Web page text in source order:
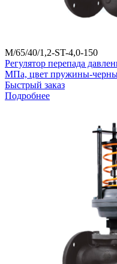
M/65/40/1,2-ST-4,0-150
Регулятор перепада
МПа, цвет пружины-
Быстрый заказ
Подробнее